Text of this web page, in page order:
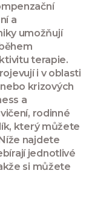
a
umožňují
terapie.
i v oblasti
krizových
a
rodinné
který můžete
najdete
jednotlivé
si můžete